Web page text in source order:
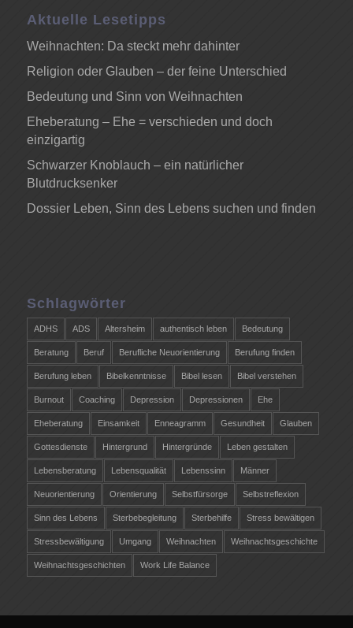
Aktuelle Lesetipps
Weihnachten: Da steckt mehr dahinter
Religion oder Glauben – der feine Unterschied
Bedeutung und Sinn von Weihnachten
Eheberatung – Ehe = verschieden und doch
einzigartig
Schwarzer Knoblauch – ein natürlicher
Blutdrucksenker
Dossier Leben, Sinn des Lebens suchen und finden
Schlagwörter
ADHS ADS Altersheim authentisch leben Bedeutung
Beratung Beruf Berufliche Neuorientierung Berufung finden
Berufung leben Bibelkenntnisse Bibel lesen Bibel verstehen
Burnout Coaching Depression Depressionen Ehe
Eheberatung Einsamkeit Enneagramm Gesundheit Glauben
Gottesdienste Hintergrund Hintergründe Leben gestalten
Lebensberatung Lebensqualität Lebenssinn Männer
Neuorientierung Orientierung Selbstfürsorge Selbstreflexion
Sinn des Lebens Sterbebegleitung Sterbehilfe Stress bewältigen
Stressbewältigung Umgang Weihnachten Weihnachtsgeschichte
Weihnachtsgeschichten Work Life Balance